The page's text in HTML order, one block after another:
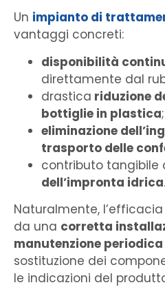
Un impianto di
vantaggi concreti:
disponibilità
direttamente dal
drastica riduzione
bottiglie in plastica;
eliminazione
trasporto delle
contributo tangibile
dell’impronta idrica.
Naturalmente,
da una corretta
manutenzione periodica
sostituzione dei
le indicazioni del